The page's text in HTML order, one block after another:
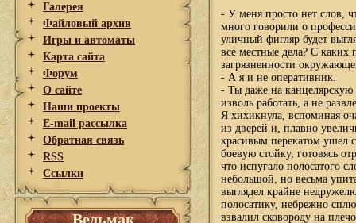
Галерея
Файловый архив
Игры и автоматы
Карта сайта
Форум
О сайте
Наши проекты
E-mail рассылка
Обратная связь
RSS
Ссылки
Ведьмак
- У меня просто нет слов,
много говорили о
уличный фигляр будет
все местные дела? С
загрязненности
- А я и не оперативник.
- Ты даже на
изволь работать, а не
Я хихикнула, вспоминая
из дверей и, плавно
красивым перекатом ушел
боевую стойку, готовясь
что испугало полосатого
небольшой, но весьма
выглядел крайне
полосатику, небрежно
взвалил сковороду на